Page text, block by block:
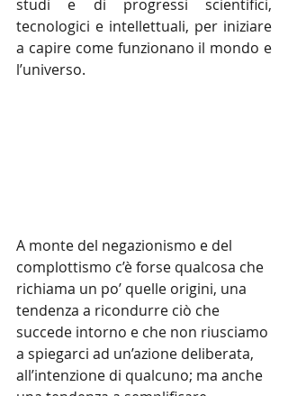
studi e di progressi scientifici,
tecnologici e intellettuali, per iniziare
a capire come funzionano il mondo e
l’universo.
A monte del negazionismo e del
complottismo c’è forse qualcosa che
richiama un po’ quelle origini, una
tendenza a ricondurre ciò che
succede intorno e che non riusciamo
a spiegarci ad un’azione deliberata,
all’intenzione di qualcuno; ma anche